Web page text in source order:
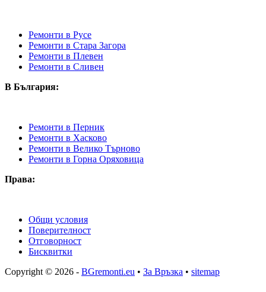
Ремонти в Русе
Ремонти в Стара Загора
Ремонти в Плевен
Ремонти в Сливен
В България:
Ремонти в Перник
Ремонти в Хасково
Ремонти в Велико Търново
Ремонти в Горна Оряховица
Права:
Общи условия
Поверителност
Отговорност
Бисквитки
Copyright © 2026 - BGremonti.eu • За Връзка • sitemap